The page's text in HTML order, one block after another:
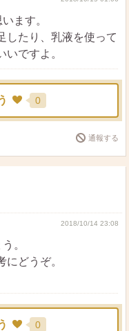
ます。
したり、乳液を使って
ですよ。
0
通報する
2018/10/14 23:08
。
どうぞ。
0